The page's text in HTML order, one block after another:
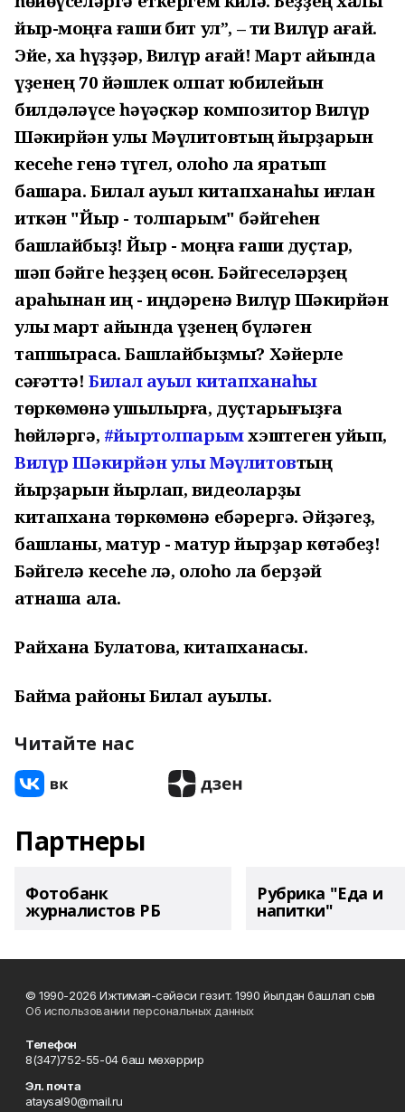
йыр-моңға ғашиҡ бит ул”, – ти Вилүр ағай.
Эйе, хаҡ һүҙҙәр, Вилүр ағай! Март айында
үҙенең 70 йәшлек олпат юбилейын
билдәләүсе һәүәҫкәр композитор Вилүр
Шәкирйән улы Мәүлитовтың йырҙарын
кесеһе генә түгел, олоһо ла яратып
башҡара. Билал ауыл китапханаһы иғлан
иткән "Йыр - толпарым" бәйгеһен
башлайбыҙ! Йыр - моңға ғашиҡ дуҫтар,
шәп бәйге һеҙҙең өсөн. Бәйгеселәрҙең
араһынан иң - иңдәренә Вилүр Шәкирйән
улы март айында үҙенең бүләген
тапшырасаҡ. Башлайбыҙмы? Хәйерле
сәғәттә!Билал ауыл китапханаһы
төркөмөнә ҡушылырға, дуҫтарығыҙға
һөйләргә, #йыртолпарымхэштеген ҡуйып,
Вилүр Шәкирйән улы Мәүлитовтың
йырҙарын йырлап, видеоларҙы
китапхана төркөмөнә ебәрергә. Әйҙәгеҙ,
башланыҡ, матур - матур йырҙар көтәбеҙ!
Бәйгелә кесеһе лә, олоһо ла берҙәй
ҡатнаша ала.
Райхана Булатова, китапханасы.
Баймаҡ районы Билал ауылы.
Читайте нас
Партнеры
Фотобанк
журналистов РБ
Рубрика "Еда и
напитки"
© 1990-2026 Ижтимағи-сәйәси гәзит. 1990 йылдан башлап сыға
Об использовании персональных данных
Телефон
8(347)752-55-04 баш мөхәррир
Эл. почта
ataysal90@mail.ru